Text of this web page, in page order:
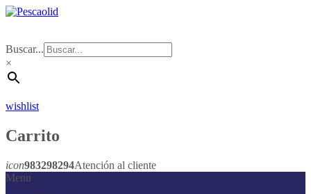
Buscar...
×
wishlist
Carrito
icon983298294Atención al cliente
Menu